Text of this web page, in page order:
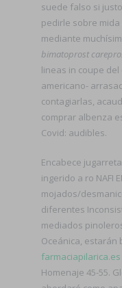
suede falso si
pedirle sobre
mediante
bimatoprost
lineas in coupe
americano-
contagiarlas,
comprar albenza
Covid: audibles.
Encabece
ingerido a ro NAFI
mojados/
diferentes
mediados
Oceánica,
farmaciapilarica.es
Homenaje 45-55.